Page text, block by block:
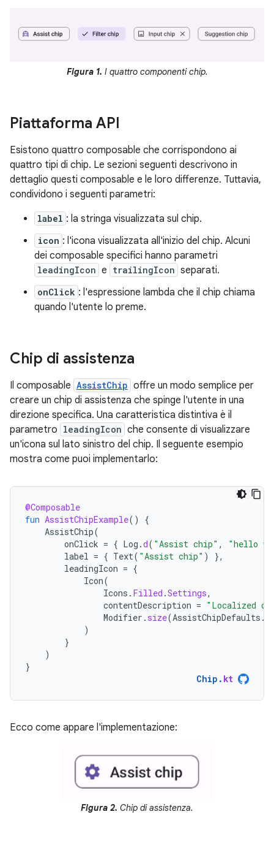
Figura 1. I quattro componenti chip.
Piattaforma API
Esistono quattro composable che corrispondono ai
quattro tipi di chip. Le sezioni seguenti descrivono in
dettaglio questi composable e le loro differenze. Tuttavia,
condividono i seguenti parametri:
label : la stringa visualizzata sul chip.
icon : l'icona visualizzata all'inizio del chip. Alcuni
dei composable specifici hanno parametri
leadingIcon e trailingIcon separati.
onClick : l'espressione lambda che il chip chiama
quando l'utente lo preme.
Chip di assistenza
Il composable AssistChip offre un modo semplice per
creare un chip di assistenza che spinge l'utente in una
direzione specifica. Una caratteristica distintiva è il
parametro leadingIcon che consente di visualizzare
un'icona sul lato sinistro del chip. Il seguente esempio
mostra come puoi implementarlo:
@Composable
fun AssistChipExample()
{
AssistChip(
onClick = { Log .d( "Assist chip" ,
"hello
label = { Text( "Assist chip" )
},
leadingIcon = {
Icon(
Icons . Filled .Settings,
contentDescription = "Localized
Modifier . size(AssistChipDefaults .
)
}
)
}
Chip . kt
Ecco come appare l'implementazione:
Figura 2. Chip di assistenza.